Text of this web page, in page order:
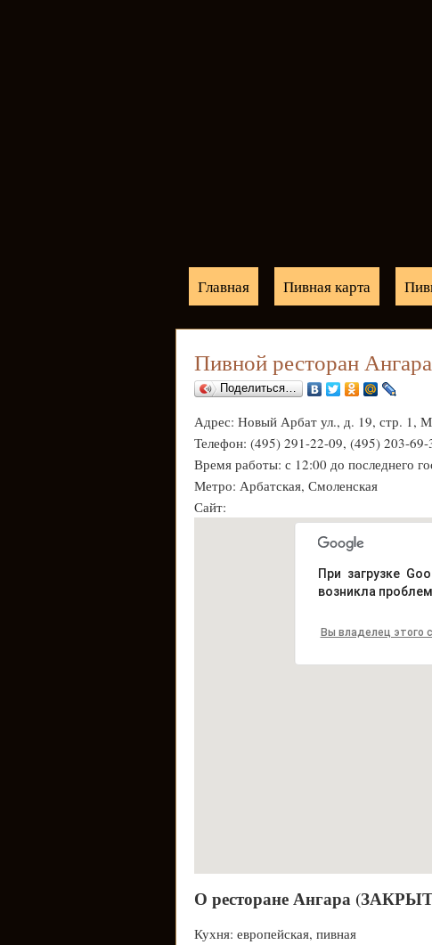
Главная Пивная карта
Пивной ресторан
Поделиться…
Адрес: Новый Арбат ул., д. 19, стр. 1,
Телефон: (495) 291-22-09, (495) 203-69-
Время работы: с 12:00 до последнего
Метро: Арбатская, Смоленская
Сайт:
При загрузке
возникла
Вы владелец этого
О ресторане Ангара
Кухня: европейская, пивная